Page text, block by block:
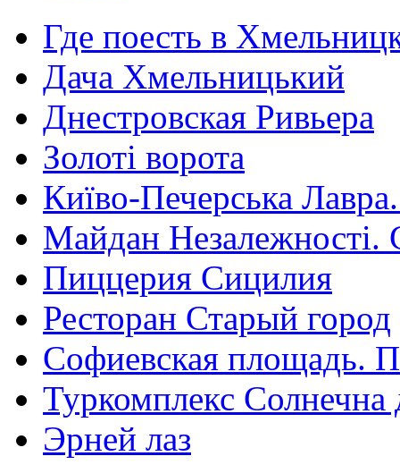
Где поесть в
Дача Хмельницький
Днестровская Ривьера
Золоті ворота
Київо-Печерська
Майдан Незалежності.
Пиццерия Сицилия
Ресторан Старый город
Софиевская площадь.
Туркомплекс Солнечна
Эрней лаз